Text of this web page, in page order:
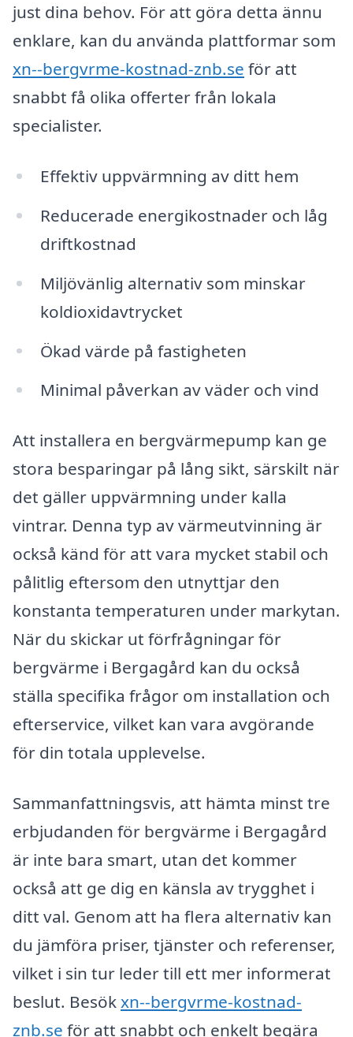
just dina behov. För att göra detta ännu
enklare, kan du använda plattformar som
xn--bergvrme-kostnad-znb.se för att
snabbt få olika offerter från lokala
specialister.
Effektiv uppvärmning av ditt hem
Reducerade energi­kostnader och låg
driftkostnad
Miljövänlig alternativ som minskar
koldioxidavtrycket
Ökad värde på fastigheten
Minimal påverkan av väder och vind
Att installera en bergvärmepump kan ge
stora besparingar på lång sikt, särskilt när
det gäller uppvärmning under kalla
vintrar. Denna typ av värmeutvinning är
också känd för att vara mycket stabil och
pålitlig eftersom den utnyttjar den
konstanta temperaturen under markytan.
När du skickar ut förfrågningar för
bergvärme i Bergagård kan du också
ställa specifika frågor om installation och
efterservice, vilket kan vara avgörande
för din totala upplevelse.
Sammanfattningsvis, att hämta minst tre
erbjudanden för bergvärme i Bergagård
är inte bara smart, utan det kommer
också att ge dig en känsla av trygghet i
ditt val. Genom att ha flera alternativ kan
du jämföra priser, tjänster och referenser,
vilket i sin tur leder till ett mer informerat
beslut. Besökxn--bergvrme-kostnad-
znb.se för att snabbt och enkelt begära